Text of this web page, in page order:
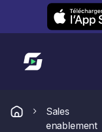
Leexi on iOS
Lien vers l'accueil
Sales
enablement